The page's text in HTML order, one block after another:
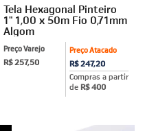
Tela Hexagonal Pinteiro
1" 1,00 x 50m Fio 0,71mm
Algom
Preço Atacado
R$ 247,20
Compras a partir
de R$ 400
Preço Varejo
R$ 257,50